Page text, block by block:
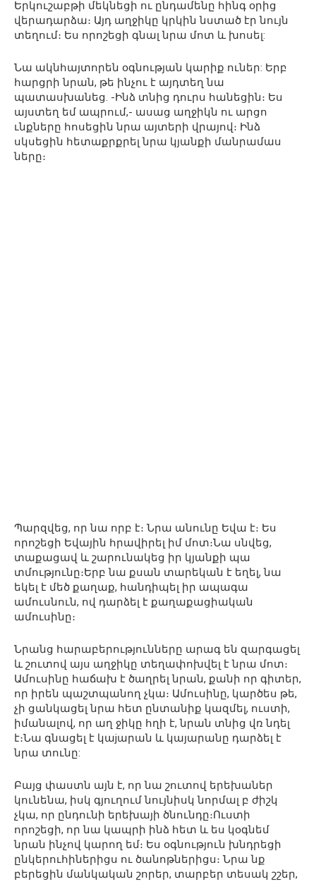
Երկուշաբթի մեկնեցի ու ընդամենը հինգ օրից
վերադարձա։ Այդ աղջիկը կրկին նստած էր նույն
տեղում։ Ես որոշեցի գնալ նրա մոտ և խոսել:
Նա ակնհայտորեն օգնության կարիք ուներ: Երբ
հարցրի նրան, թե ինչու է այդտեղ նա
պատասխանեց. -Ինձ տնից դուրս հանեցին։ Ես
այստեղ եմ ապրում,- ասաց աղջիկն ու արցո
ւնքները հոսեցին նրա այտերի վրայով։ Ինձ
սկսեցին հետաքրքրել նրա կյանքի մանրամաս
ները։
Պարզվեց, որ նա որբ է։ Նրա անունը Եվա է։ Ես
որոշեցի Եվային հրավիրել իմ մոտ։Նա սնվեց,
տաքացավ և շարունակեց իր կյանքի պա
տմությունը։Երբ նա քսան տարեկան է եղել, նա
եկել է մեծ քաղաք, հանդիպել իր ապագա
ամուսնուն, ով դարձել է քաղաքացիական
ամուսինը։
Նրանց հարաբերությունները արագ են զարգացել
և շուտով այս աղջիկը տեղափոխվել է նրա մոտ։
Ամուսինը հաճախ է ծաղրել նրան, քանի որ գիտեր,
որ իրեն պաշտպանող չկա։ Ամուսինը, կարծես թե,
չի ցանկացել նրա հետ ընտանիք կազմել, ուստի,
իմանալով, որ աղ ջիկը հղի է, նրան տնից վռ նդել
է։Նա գնացել է կաjարան և կայարանը դարձել է
նրա տունը:
Բայց փաստն այն է, որ նա շուտով երեխաներ
կունենա, իսկ գյուղում նույնիսկ նորմալ բ ժիշկ
չկա, որ ընդունի երեխայի ծնունդը։Ուստի
որոշեցի, որ նա կապրի ինձ հետ և ես կօգնեմ
նրան ինչով կարող եմ։ Ես օգնություն խնդրեցի
ընկերուհիներիցս ու ծանոթներիցս։ Նրա նք
բերեցին մանկական շորեր, տարբեր տեսակ շշեր,